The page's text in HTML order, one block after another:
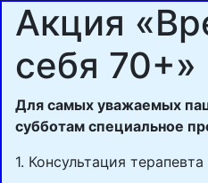
Акция
себя 70+»
Для самых уважаемых
субботам специальное
1. Консультация